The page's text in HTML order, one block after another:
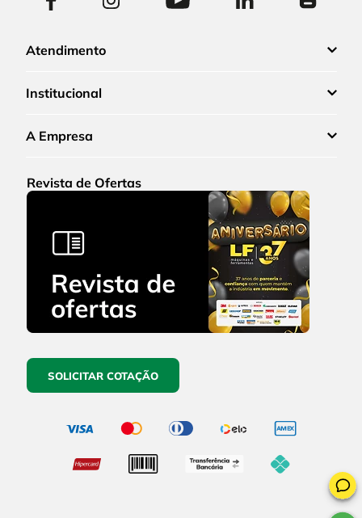
Atendimento
Institucional
A Empresa
Revista de Ofertas
SOLICITAR COTAÇÃO